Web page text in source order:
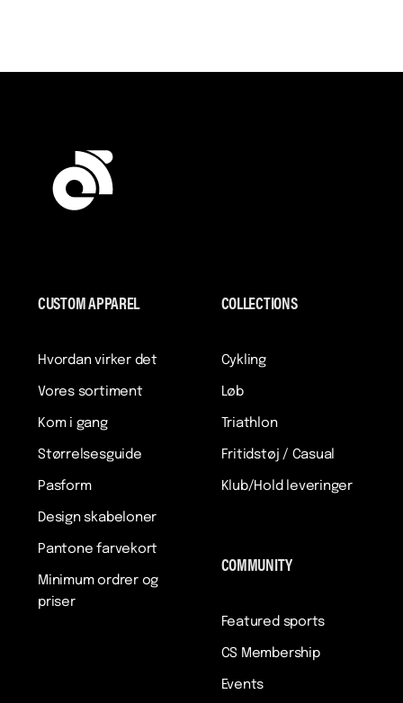
CUSTOM APPAREL
Hvordan virker det
Vores sortiment
Kom i gang
Størrelsesguide
Pasform
Design skabeloner
Pantone farvekort
Minimum ordrer og
priser
COLLECTIONS
Cykling
Løb
Triathlon
Fritidstøj / Casual
Klub/Hold leveringer
COMMUNITY
Featured sports
CS Membership
Events